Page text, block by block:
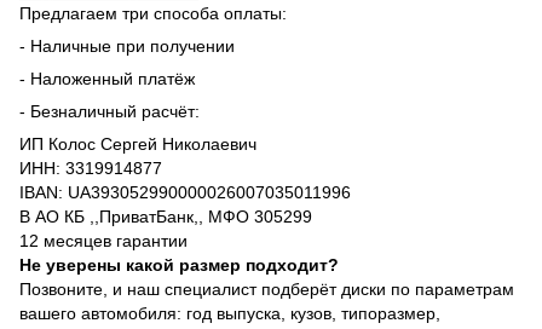
Предлагаем три способа оплаты:
- Наличные при получении
- Наложенный платёж
- Безналичный расчёт:
ИП Колос Сергей Николаевич
ИНН: 3319914877
IBAN: UA393052990000026007035011996
В АО КБ ,,ПриватБанк,, МФО 305299
12 месяцев гарантии
Не уверены какой размер подходит?
Позвоните, и наш специалист подберёт диски по параметрам
вашего автомобиля: год выпуска, кузов, типоразмер,